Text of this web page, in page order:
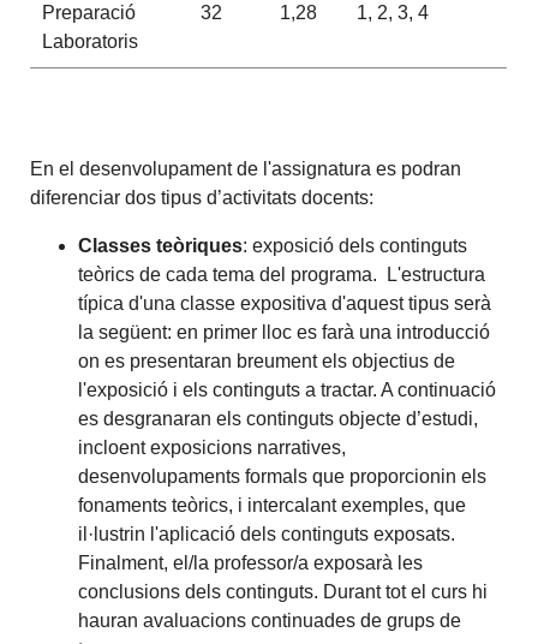
Preparació
Laboratoris
32 1,28 1, 2, 3, 4
En el desenvolupament de l'assignatura es podran
diferenciar dos tipus d’activitats docents:
Classes teòriques: exposició dels continguts
teòrics de cada tema del programa. L'estructura
típica d'una classe expositiva d'aquest tipus serà
la següent: en primer lloc es farà una introducció
on es presentaran breument els objectius de
l'exposició i els continguts a tractar. A continuació
es desgranaran els continguts objecte d’estudi,
incloent exposicions narratives,
desenvolupaments formals que proporcionin els
fonaments teòrics, i intercalant exemples, que
il·lustrin l'aplicació dels continguts exposats.
Finalment, el/la professor/a exposarà les
conclusions dels continguts. Durant tot el curs hi
hauran avaluacions continuades de grups de